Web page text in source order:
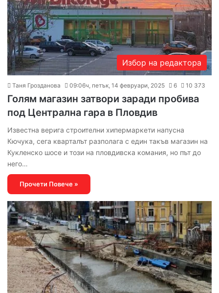
Избор на редактора
Таня Грозданова 09:06ч, петък, 14 февруари, 2025 6 10 373
Голям магазин затвори заради пробива
под Централна гара в Пловдив
Известна верига строителни хипермаркети напусна
Кючука, сега кварталът разполага с един такъв магазин на
Кукленско шосе и този на пловдивска комания, но път до
него…
Прочети Повече »